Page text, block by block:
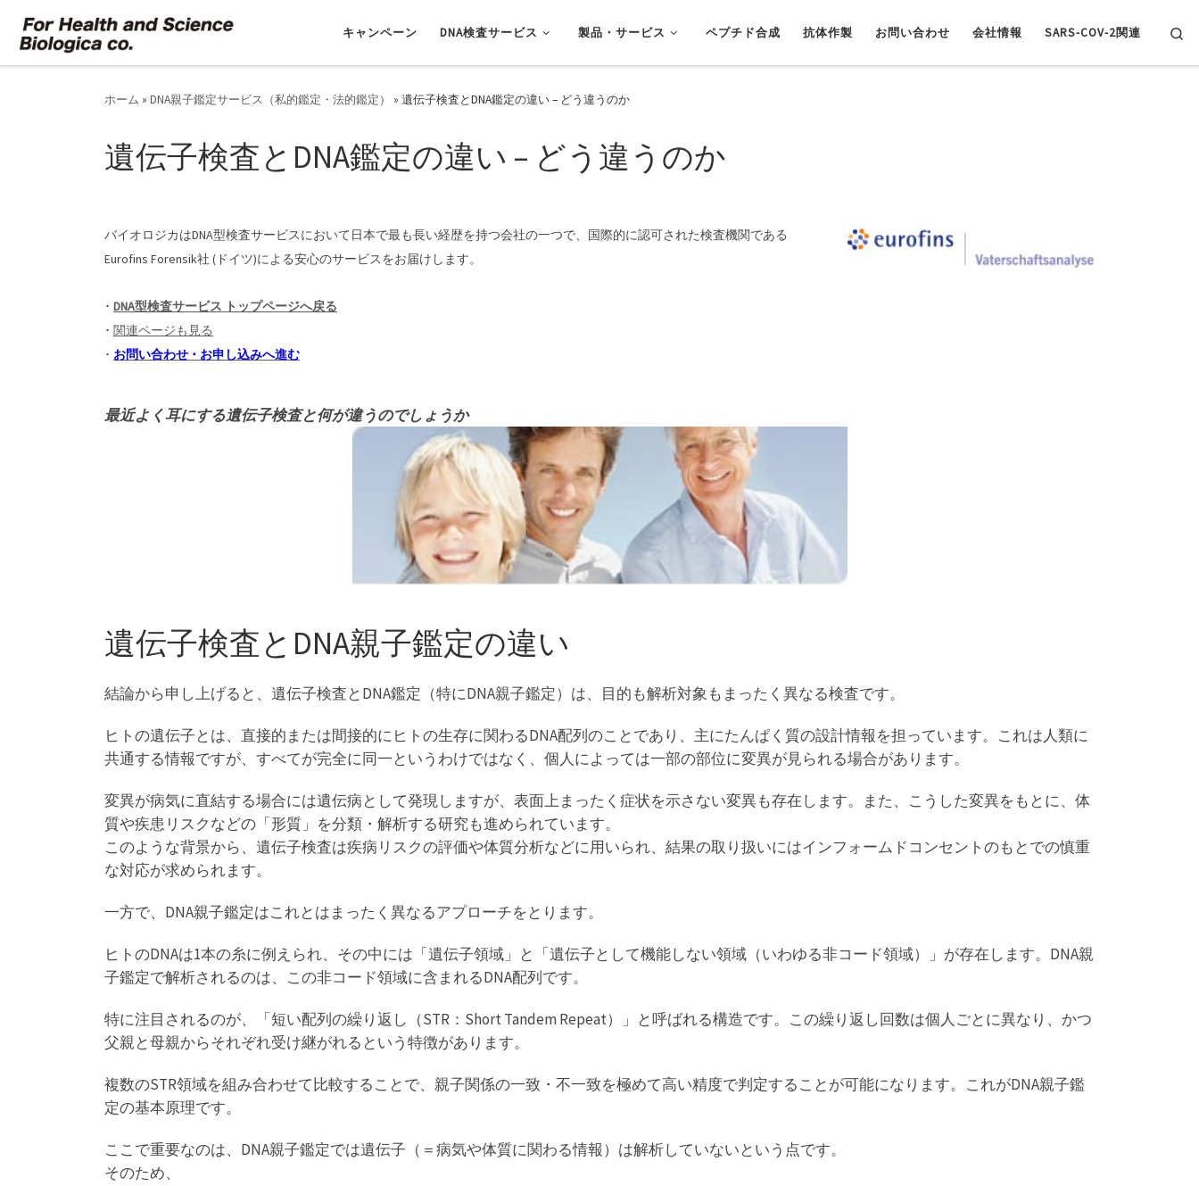
コンテンツへスキップ キャンペーン DNA検査サービス 製品・サービス ペプチド合成 抗体作製 お問い合わせ 会社情報 SARS-COV-2関連
ホーム » DNA親子鑑定サービス（私的鑑定・法的鑑定） » 遺伝子検査とDNA鑑定の違い – どう違うのか
遺伝子検査とDNA鑑定の違い – どう違うのか
バイオロジカはDNA型検査サービスにおいて日本で最も長い経歴を持つ会社の一つで、国際的に認可された検査機関である
Eurofins Forensik社 (ドイツ)による安心のサービスをお届けします。
･ DNA型検査サービス トップページへ戻る
･ 関連ページも見る
･ お問い合わせ ･ お申し込みへ進む
最近よく耳にする遺伝子検査と何が違うのでしょうか
遺伝子検査とDNA親子鑑定の違い
結論から申し上げると、遺伝子検査とDNA鑑定（特にDNA親子鑑定）は、目的も解析対象もまったく異なる検査です。
ヒトの遺伝子とは、直接的または間接的にヒトの生存に関わるDNA配列のことであり、主にたんぱく質の設計情報を担っています。これは人類に
共通する情報ですが、すべてが完全に同一というわけではなく、個人によっては一部の部位に変異が見られる場合があります。
変異が病気に直結する場合には遺伝病として発現しますが、表面上まったく症状を示さない変異も存在します。また、こうした変異をもとに、体
質や疾患リスクなどの「形質」を分類・解析する研究も進められています。
このような背景から、遺伝子検査は疾病リスクの評価や体質分析などに用いられ、結果の取り扱いにはインフォームドコンセントのもとでの慎重
な対応が求められます。
一方で、DNA親子鑑定はこれとはまったく異なるアプローチをとります。
ヒトのDNAは1本の糸に例えられ、その中には「遺伝子領域」と「遺伝子として機能しない領域（いわゆる非コード領域）」が存在します。DNA親
子鑑定で解析されるのは、この非コード領域に含まれるDNA配列です。
特に注目されるのが、「短い配列の繰り返し（STR：Short Tandem Repeat）」と呼ばれる構造です。この繰り返し回数は個人ごとに異なり、かつ
父親と母親からそれぞれ受け継がれるという特徴があります。
複数のSTR領域を組み合わせて比較することで、親子関係の一致・不一致を極めて高い精度で判定することが可能になります。これがDNA親子鑑
定の基本原理です。
ここで重要なのは、DNA親子鑑定では遺伝子（＝病気や体質に関わる情報）は解析していないという点です。
そのため、